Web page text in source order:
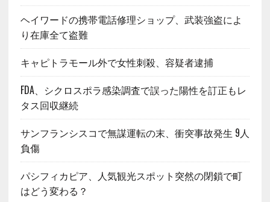
ヘイワードの携帯電話修理ショップ、武装強盗によ
り在庫全て盗難
キャピトラモール外で女性刺殺、容疑者逮捕
FDA、シクロスポラ感染調査で誤った陽性を訂正もレ
タス回収継続
サンフランシスコで無謀運転の末、衝突事故発生 9人
負傷
パシフィカピア、人気観光スポット突然の閉鎖で町
はどう変わる？